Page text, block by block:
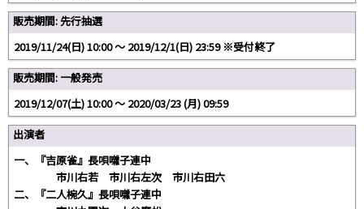
販売期間: 先行抽選
2019/11/24(日) 10:00 ～ 2019/12/1(日) 23:59 ※受付終了
販売期間: 一般発売
2019/12/07(土) 10:00 〜 2020/03/23 (月) 09:59
出演者
一、『吉原雀』長唄囃子連中
市川右若 市川右左次 市川右田六
二、『二人椀久』長唄囃子連中